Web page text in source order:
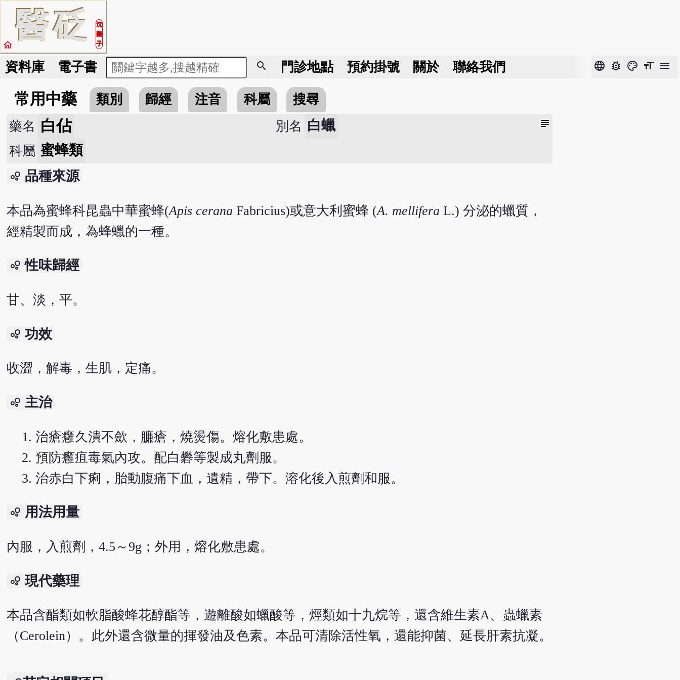
醫砭
沈
藥
子
home
資料庫 電子書 search 門診地點 預約掛號 關於 聯絡我們 language bug_report color_lens format_size menu
常用中藥 類別 歸經 注音 科屬 搜尋
subject
藥名 白佔 別名 白蠟
科屬 蜜蜂類
bubble_chart 品種來源
本品為蜜蜂科昆蟲中華蜜蜂(Apis cerana Fabricius)或意大利蜜蜂 (A. mellifera L.) 分泌的蠟質，
經精製而成，為蜂蠟的一種。
bubble_chart 性味歸經
甘、淡，平。
bubble_chart 功效
收澀，解毒，生肌，定痛。
bubble_chart 主治
治瘡癰久潰不歛，臁瘡，燒燙傷。熔化敷患處。
預防癰疽毒氣內攻。配白礬等製成丸劑服。
治赤白下痢，胎動腹痛下血，遺精，帶下。溶化後入煎劑和服。
bubble_chart 用法用量
內服，入煎劑，4.5～9g；外用，熔化敷患處。
bubble_chart 現代藥理
本品含酯類如軟脂酸蜂花醇酯等，遊離酸如蠟酸等，烴類如十九烷等，還含維生素A、蟲蠟素
（Cerolein）。此外還含微量的揮發油及色素。本品可清除活性氧，還能抑菌、延長肝素抗凝。